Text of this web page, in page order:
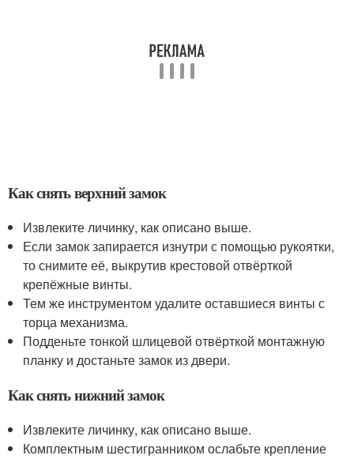
Как снять верхний замок
Извлеките личинку, как описано выше.
Если замок запирается изнутри с помощью рукоятки,
то снимите её, выкрутив крестовой отвёрткой
крепёжные винты.
Тем же инструментом удалите оставшиеся винты с
торца механизма.
Подденьте тонкой шлицевой отвёрткой монтажную
планку и достаньте замок из двери.
Как снять нижний замок
Извлеките личинку, как описано выше.
Комплектным шестигранником ослабьте крепление